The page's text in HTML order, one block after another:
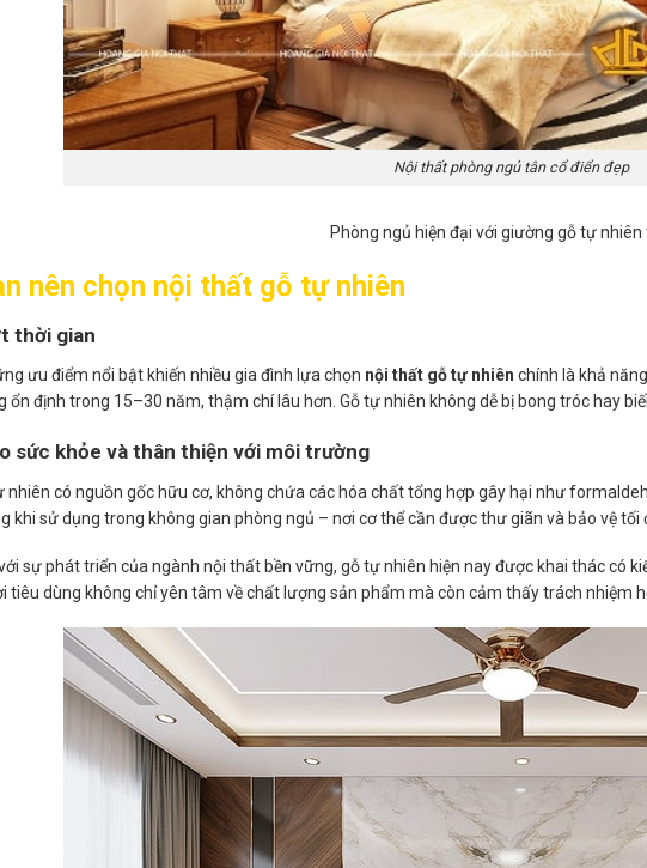
Nội thất phòng ngủ tân cổ điển đẹp
Phòng ngủ hiện đại với giường gỗ tự nhiên
nên chọn nội thất gỗ tự nhiên
thời gian
ưu điểm nổi bật khiến nhiều gia đình lựa chọn nội thất gỗ tự nhiên chính là khả
ổn định trong 15–30 năm, thậm chí lâu hơn. Gỗ tự nhiên không dễ bị bong tróc hay
sức khỏe và thân thiện với môi trường
nhiên có nguồn gốc hữu cơ, không chứa các hóa chất tổng hợp gây hại như
khi sử dụng trong không gian phòng ngủ – nơi cơ thể cần được thư giãn và bảo vệ tối
sự phát triển của ngành nội thất bền vững, gỗ tự nhiên hiện nay được khai thác có
tiêu dùng không chỉ yên tâm về chất lượng sản phẩm mà còn cảm thấy trách nhiệm